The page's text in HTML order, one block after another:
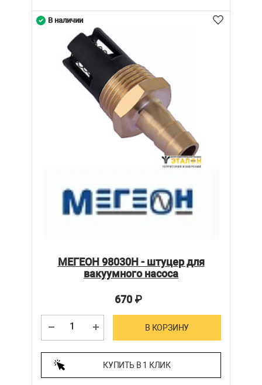
МЕГЕОН 98030H - штуцер для
вакуумного насоса
670₽
В КОРЗИНУ
КУПИТЬ В 1 КЛИК
В наличии